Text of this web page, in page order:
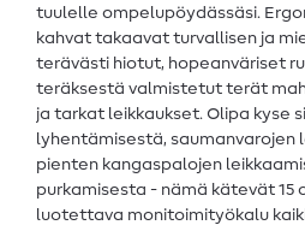
tuulelle ompelupöydässäsi.
kahvat takaavat turvallisen ja
terävästi hiotut, hopeanväriset
teräksestä valmistetut terät
ja tarkat leikkaukset. Olipa kyse
lyhentämisestä, saumanvarojen
pienten kangaspalojen
purkamisesta - nämä kätevät 15
luotettava monitoimityökalu